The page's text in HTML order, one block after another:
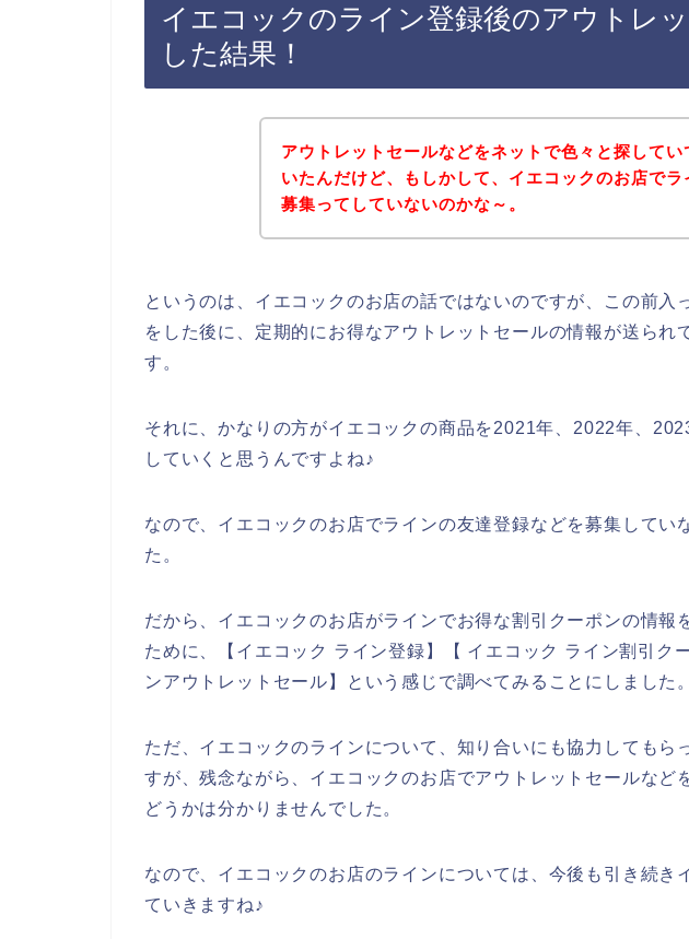
イエコックのライン登録後のアウトレ
した結果！
アウトレットセールなどをネットで色々と探してい
いたんだけど、もしかして、イエコックのお店でラ
募集ってしていないのかな～。
というのは、イエコックのお店の話ではないのですが、この前入
をした後に、定期的にお得なアウトレットセールの情報が送られ
す。
それに、かなりの方がイエコックの商品を2021年、2022年、
していくと思うんですよね♪
なので、イエコックのお店でラインの友達登録などを募集してい
た。
だから、イエコックのお店がラインでお得な割引クーポンの情報
ために、【イエコック ライン登録】【 イエコック ライン割引ク
ンアウトレットセール】という感じで調べてみることにしました。
ただ、イエコックのラインについて、知り合いにも協力してもら
すが、残念ながら、イエコックのお店でアウトレットセールなど
どうかは分かりませんでした。
なので、イエコックのお店のラインについては、今後も引き続き
ていきますね♪